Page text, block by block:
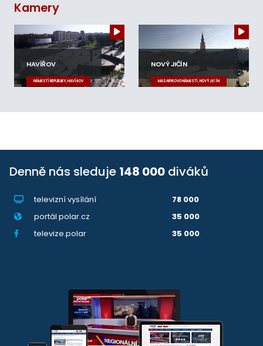
Kamery
HAVÍŘOV
NÁMĚSTÍ REPUBLIKY, HAVÍŘOV
NOVÝ JIČÍN
MASARYKOVO NÁMĚSTÍ, NOVÝ JIČÍN
Denně nás sleduje 148 000 diváků
televizní vysílání
78 000
portál polar.cz
35 000
televize.polar
35 000